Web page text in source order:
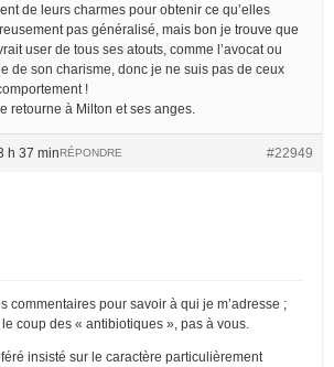
de leurs charmes pour obtenir ce qu’elles
pas généralisé, mais bon je trouve que
user de tous ses atouts, comme l’avocat ou
de son charisme, donc je ne suis pas de ceux
!
retourne à Milton et ses anges.
h 37 min #22949
RÉPONDRE
commentaires pour savoir à qui je m’adresse ;
coup des « antibiotiques », pas à vous.
insisté sur le caractère particulièrement